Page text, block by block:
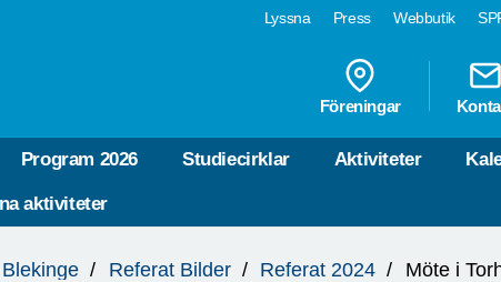
Lyssna Press Webbutik
Föreningar
Program 2026 Studiecirklar Aktiviteter
aktiviteter
Referat Bilder Referat 2024 Möte i